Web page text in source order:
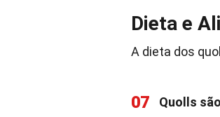
Dieta e
A dieta dos
07 Quolls